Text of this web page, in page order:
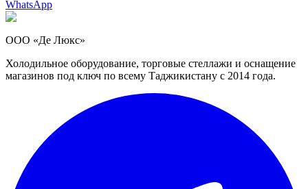
WhatsApp
ООО «Де Люкс»
Холодильное оборудование, торговые стеллажи и оснащение
магазинов под ключ по всему Таджикистану с 2014 года.